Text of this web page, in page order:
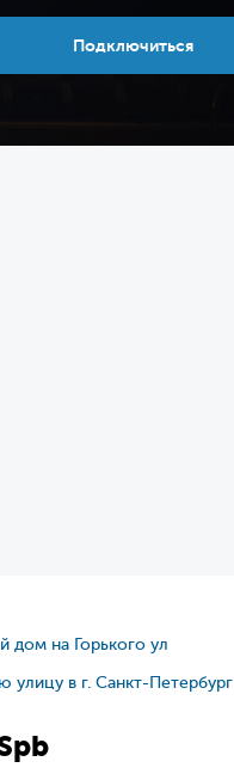
Подключиться
дом на Горького ул
улицу в г. Санкт-Петербург